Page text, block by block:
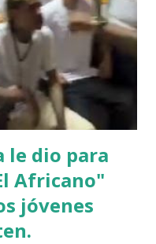
le dio para
Africano"
jóvenes